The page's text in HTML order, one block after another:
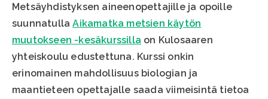
Metsäyhdistyksen aineenopettajille ja opoille
suunnatullaAikamatka metsien käytön
muutokseen -kesäkurssilla on Kulosaaren
yhteiskoulu edustettuna. Kurssi onkin
erinomainen mahdollisuus biologian ja
maantieteen opettajalle saada viimeisintä tietoa